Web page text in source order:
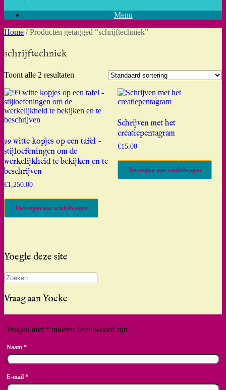
Menu
Home / Producten getagged “schrijftechniek”
schrijftechniek
Toont alle 2 resultaten
99 witte kopjes op een tafel –
stijloefeningen om de
werkelijkheid te bekijken en te
beschrijven
€1,250.00
Toevoegen aan winkelwagen
Schrijven met het
creatiepentagram
€15.00
Toevoegen aan winkelwagen
Yoegle deze site
Zoeken
naar:
Vraag aan Yoeke
Vragen met * moeten beantwoord zijn
Naam *
E-mail *